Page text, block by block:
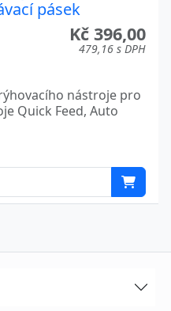
pásek
Kč 396,00
479,16 s DPH
nástroje pro
Quick Feed, Auto